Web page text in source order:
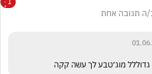
ה תגובה אחת
מוג׳טבע לך עשה קקה